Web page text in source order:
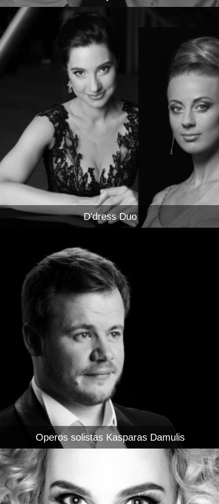
D'dress Duo
Operos solistas Kasparas Damulis